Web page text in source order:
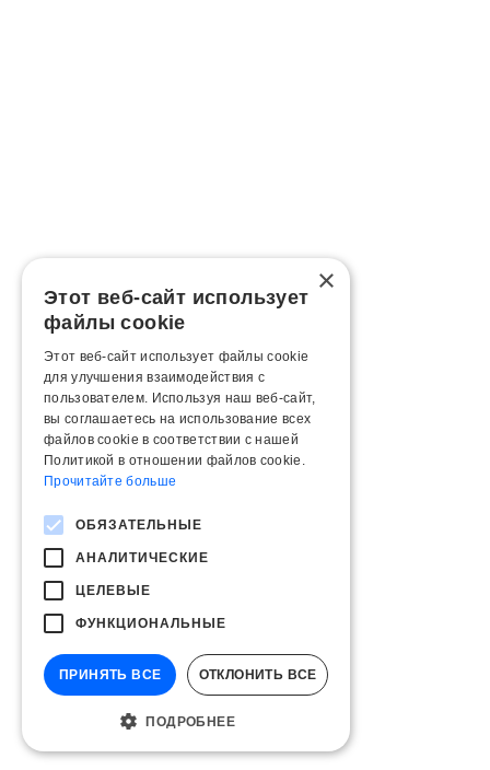
×
Этот веб-сайт использует
файлы cookie
Этот веб-сайт использует файлы cookie
для улучшения взаимодействия с
пользователем. Используя наш веб-сайт,
вы соглашаетесь на использование всех
файлов cookie в соответствии с нашей
Политикой в ​​отношении файлов cookie.
Прочитайте больше
ОБЯЗАТЕЛЬНЫЕ
АНАЛИТИЧЕСКИЕ
ЦЕЛЕВЫЕ
ФУНКЦИОНАЛЬНЫЕ
ПРИНЯТЬ ВСЕ ОТКЛОНИТЬ ВСЕ
ПОДРОБНЕЕ